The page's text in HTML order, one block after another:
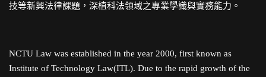
技等新興法律課題，深植科法領域之專業學識與實務能力。
NCTU Law was established in the year 2000, first known as
Institute of Technology Law(ITL). Due to the rapid growth of the